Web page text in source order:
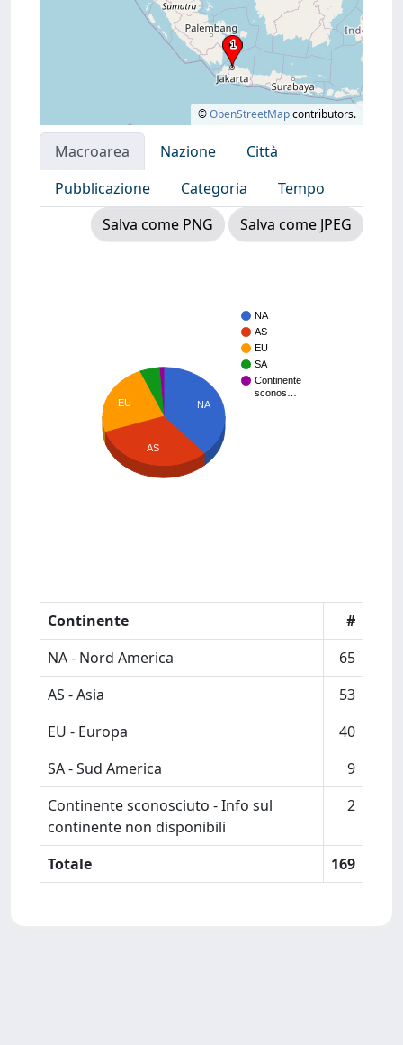
©OpenStreetMapcontributors.
Macroarea Nazione
Città
Pubblicazione
Categoria
Tempo
Salva come PNG
Salva come JPEG
NA
AS
EU
SA
Continente
sconos…
NA
EU
AS
Continente
#
NA - Nord America
65
AS - Asia
53
EU - Europa
40
SA - Sud America
9
Continente sconosciuto - Info sul
continente non disponibili
2
Totale 169